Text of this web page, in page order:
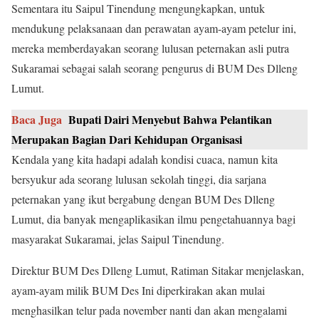
Sementara itu Saipul Tinendung mengungkapkan, untuk
mendukung pelaksanaan dan perawatan ayam-ayam petelur ini,
mereka memberdayakan seorang lulusan peternakan asli putra
Sukaramai sebagai salah seorang pengurus di BUM Des Dlleng
Lumut.
Baca Juga Bupati Dairi Menyebut Bahwa Pelantikan
Merupakan Bagian Dari Kehidupan Organisasi
Kendala yang kita hadapi adalah kondisi cuaca, namun kita
bersyukur ada seorang lulusan sekolah tinggi, dia sarjana
peternakan yang ikut bergabung dengan BUM Des Dlleng
Lumut, dia banyak mengaplikasikan ilmu pengetahuannya bagi
masyarakat Sukaramai, jelas Saipul Tinendung.
Direktur BUM Des Dlleng Lumut, Ratiman Sitakar menjelaskan,
ayam-ayam milik BUM Des Ini diperkirakan akan mulai
menghasilkan telur pada november nanti dan akan mengalami